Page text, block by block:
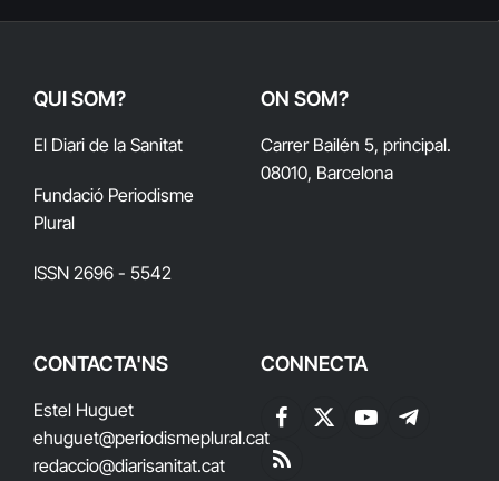
QUI SOM?
El Diari de la Sanitat
Fundació Periodisme
Plural
ISSN 2696 - 5542
ON SOM?
Carrer Bailén 5, principal.
08010, Barcelona
CONTACTA'NS
Estel Huguet
ehuguet@periodismeplural.cat
redaccio@diarisanitat.cat
CONNECTA
Facebook
X
YouTubeTelegram
RSS